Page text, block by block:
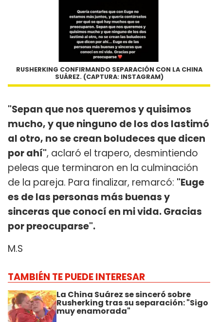
RUSHERKING CONFIRMANDO SEPARACIÓN CON LA CHINA
SUÁREZ. (CAPTURA: INSTAGRAM)
"Sepan que nos queremos y quisimos
mucho, y que ninguno de los dos lastimó
al otro, no se crean boludeces que dicen
por ahí", aclaró el trapero, desmintiendo
peleas que terminaron en la culminación
de la pareja. Para finalizar, remarcó: "Euge
es de las personas más buenas y
sinceras que conocí en mi vida. Gracias
por preocuparse".
M.S
TAMBIÉN TE PUEDE INTERESAR
La China Suárez se sinceró sobre
Rusherking tras su separación: "Sigo
muy enamorada"